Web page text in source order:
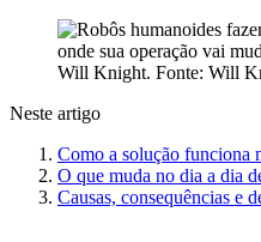
Will Knight. Fonte: Will
Neste artigo
Como a solução funciona
O que muda no dia a dia
Causas, consequências e